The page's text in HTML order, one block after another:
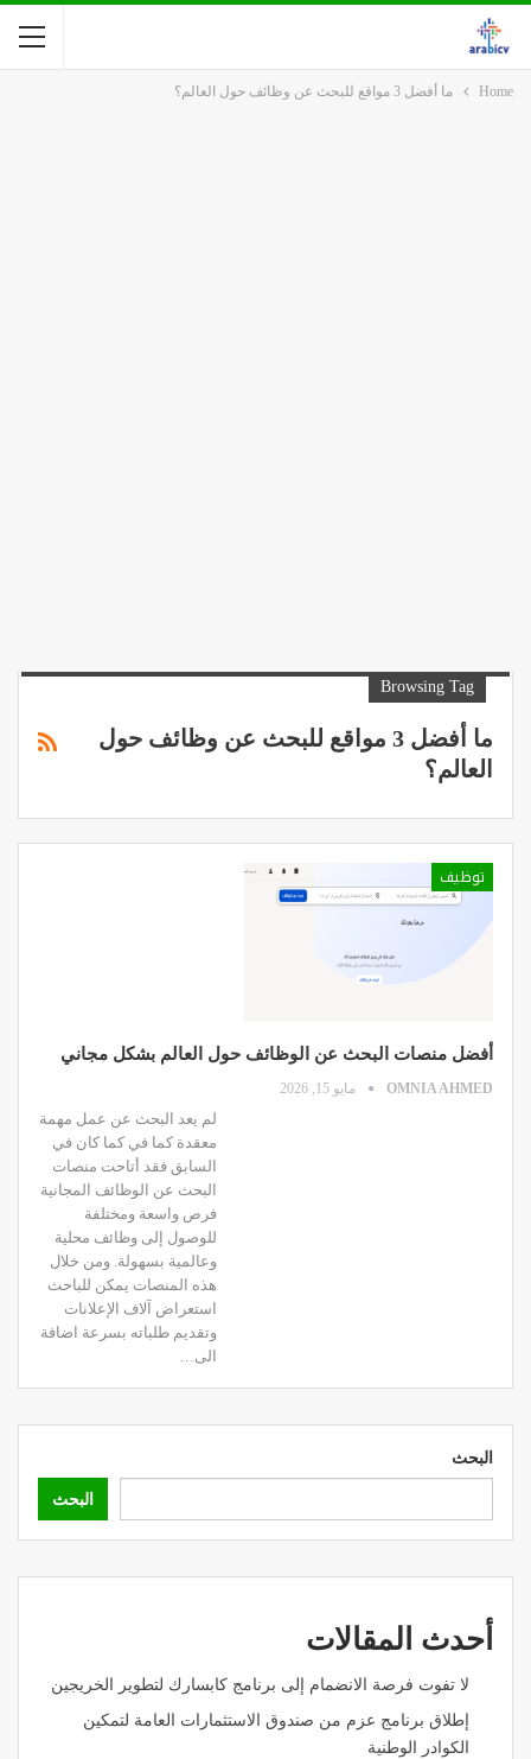
Home ما أفضل 3 مواقع للبحث عن وظائف حول العالم؟
Browsing Tag
ما أفضل 3 مواقع للبحث عن وظائف حول
العالم؟
توظيف
أفضل منصات البحث عن الوظائف حول العالم بشكل مجاني
OMNIA AHMED مايو 15, 2026
لم يعد البحث عن عمل مهمة
معقدة كما في كما كان في
السابق فقد أتاحت منصات
البحث عن الوظائف المجانية
فرص واسعة ومختلفة
للوصول إلى وظائف محلية
وعالمية بسهولة. ومن خلال
هذه المنصات يمكن للباحث
استعراض آلاف الإعلانات
وتقديم طلباته بسرعة اضافة
الى…
البحث
البحث
أحدث المقالات
لا تفوت فرصة الانضمام إلى برنامج كابسارك لتطوير الخريجين
إطلاق برنامج عزم من صندوق الاستثمارات العامة لتمكين
الكوادر الوطنية